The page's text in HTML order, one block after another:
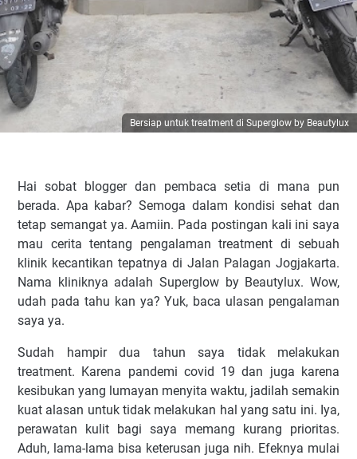
Bersiap untuk treatment di Superglow by Beautylux
Hai sobat blogger dan pembaca setia di mana pun
berada. Apa kabar? Semoga dalam kondisi sehat dan
tetap semangat ya. Aamiin. Pada postingan kali ini saya
mau cerita tentang pengalaman treatment di sebuah
klinik kecantikan tepatnya di Jalan Palagan Jogjakarta.
Nama kliniknya adalah Superglow by Beautylux. Wow,
udah pada tahu kan ya? Yuk, baca ulasan pengalaman
saya ya.
Sudah hampir dua tahun saya tidak melakukan
treatment. Karena pandemi covid 19 dan juga karena
kesibukan yang lumayan menyita waktu, jadilah semakin
kuat alasan untuk tidak melakukan hal yang satu ini. Iya,
perawatan kulit bagi saya memang kurang prioritas.
Aduh, lama-lama bisa keterusan juga nih. Efeknya mulai